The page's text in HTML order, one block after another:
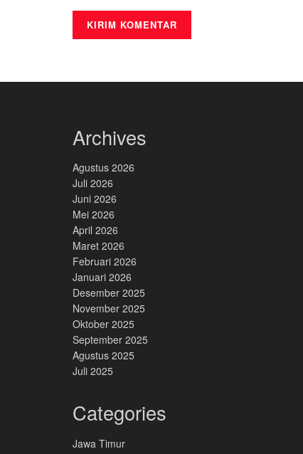
Archives
Agustus 2026
Juli 2026
Juni 2026
Mei 2026
April 2026
Maret 2026
Februari 2026
Januari 2026
Desember 2025
November 2025
Oktober 2025
September 2025
Agustus 2025
Juli 2025
Categories
Jawa Timur